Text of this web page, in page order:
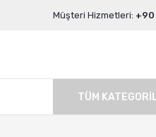
Müşteri Hizmetleri: +90
TÜM